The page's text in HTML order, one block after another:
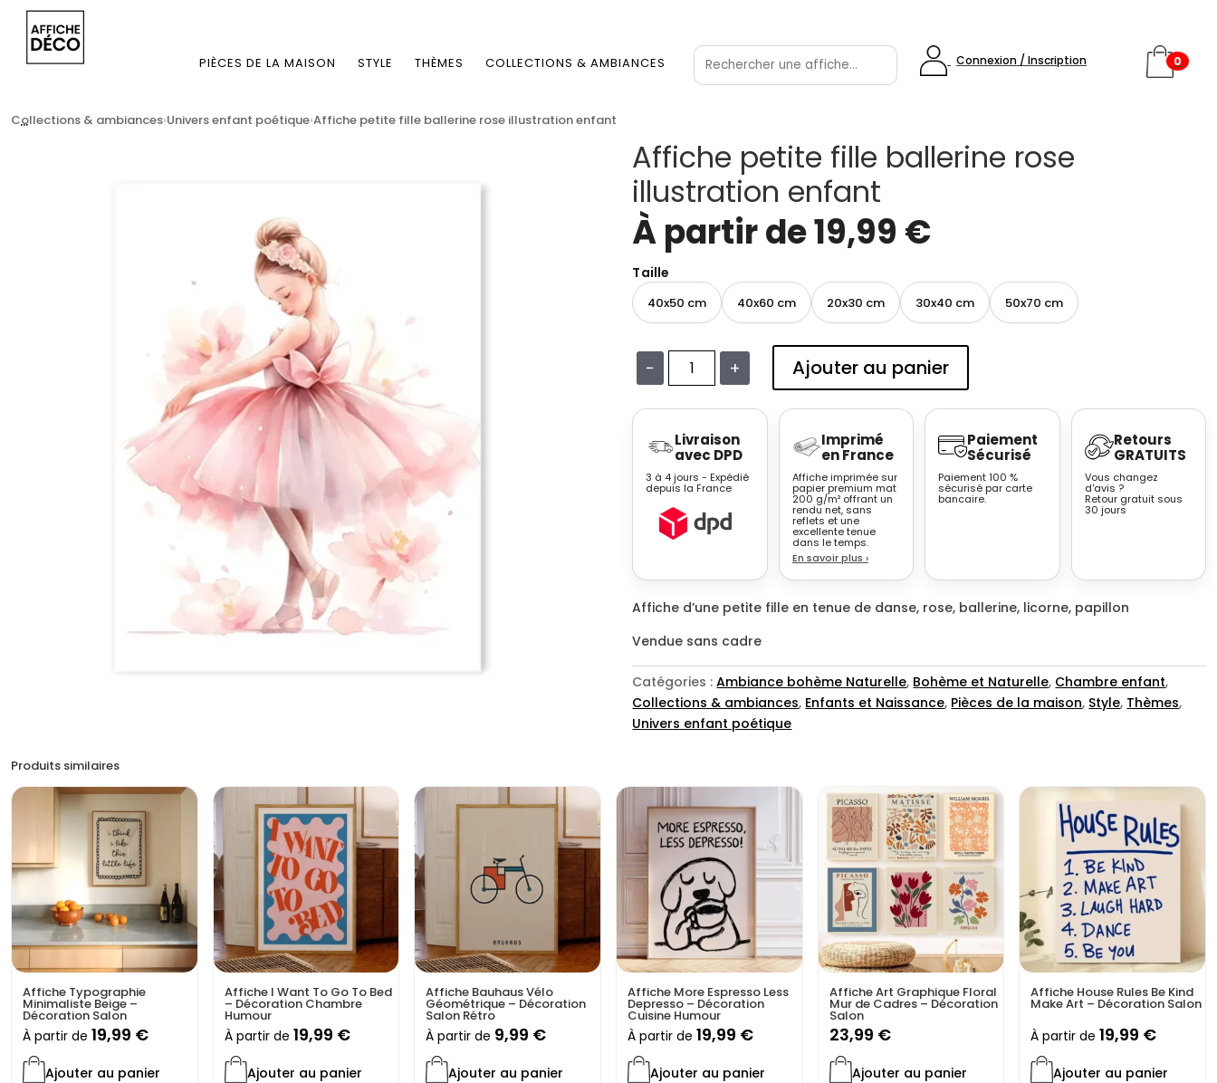
PIÈCES DE LA MAISON STYLE THÈMES COLLECTIONS & AMBIANCES Connexion / Inscription 0
...
Collections & ambiances Univers enfant poétique Affiche petite fille ballerine rose illustration enfant
Affiche petite fille ballerine rose
illustration enfant
À partir de19,99 €
Taille
40x50 cm 40x60 cm 20x30 cm 30x40 cm 50x70 cm
−
Affiche
petite
ballerine
illustration
enfant
+ Ajouter au panier
Livraison
avec DPD
3 à 4 jours - Expédié
depuis la France
Imprimé
en France
Affiche imprimée sur
papier premium mat
200 g/m² offrant un
rendu net, sans
reflets et une
excellente tenue
dans le temps.
En savoir plus ›
Paiement
Sécurisé
Paiement 100 %
sécurisé par carte
bancaire.
Retours
GRATUITS
Vous changez
d'avis ?
Retour gratuit sous
30 jours
Affiche d’une petite fille en tenue de danse, rose, ballerine, licorne, papillon
Vendue sans cadre
Catégories :Ambiance bohème Naturelle, Bohème et Naturelle, Chambre enfant,
Collections & ambiances, Enfants et Naissance, Pièces de la maison, Style, Thèmes,
Univers enfant poétique
Produits similaires
Affiche Typographie
Minimaliste Beige –
Décoration Salon
À partir de 19,99 €
Ajouter au panier
Affiche I Want To Go To Bed
– Décoration Chambre
Humour
À partir de 19,99 €
Ajouter au panier
Affiche Bauhaus Vélo
Géométrique – Décoration
Salon Rétro
À partir de 9,99 €
Ajouter au panier
Affiche More Espresso Less
Depresso – Décoration
Cuisine Humour
À partir de 19,99 €
Ajouter au panier
Affiche Art Graphique Floral
Mur de Cadres – Décoration
Salon
23,99 €
Ajouter au panier
Affiche House Rules Be Kind
Make Art – Décoration Salon
À partir de19,99 €
Ajouter au panier